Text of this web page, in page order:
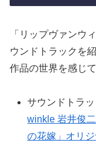
「リップヴァンウ
ウンドトラックを
作品の世界を感じ
サウンドトラッ
winkle 岩井俊
の花嫁」オリ